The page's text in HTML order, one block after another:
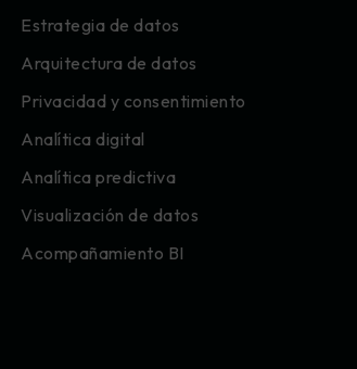
Estrategia de datos
Arquitectura de datos
Privacidad y consentimiento
Analítica digital
Analítica predictiva
Visualización de datos
Acompañamiento BI